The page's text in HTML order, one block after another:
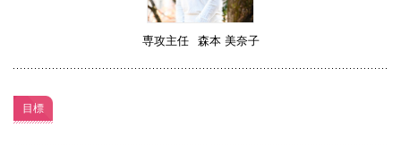
入試広報部
072-643-6566
専攻主任 森本 美奈子
目標